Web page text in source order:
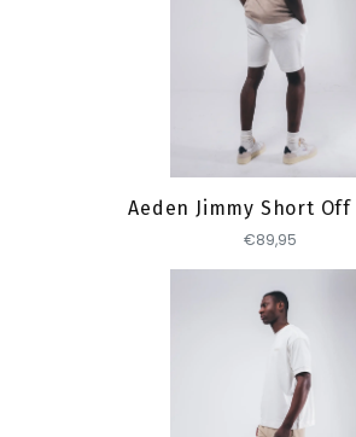
Toevoegen
Aeden Jimmy Short Off
€89,95